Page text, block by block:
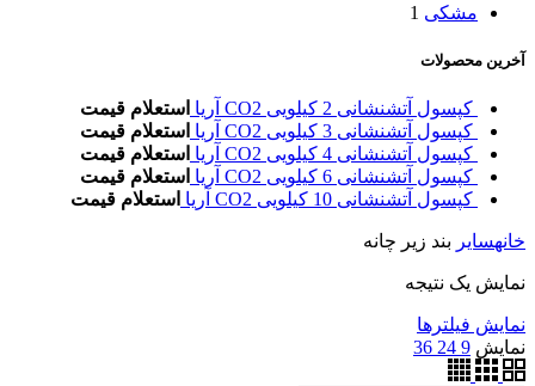
مشکی 1
آخرین محصولات
کپسول آتشنشانی 2 کیلویی CO2 آریا
استعلام قیمت
کپسول آتشنشانی 3 کیلویی CO2 آریا
استعلام قیمت
کپسول آتشنشانی 4 کیلویی CO2 آریا
استعلام قیمت
کپسول آتشنشانی 6 کیلویی CO2 آریا
استعلام قیمت
کپسول آتشنشانی 10 کیلویی CO2 آریا
استعلام قیمت
خانهسایر بند زیر چانه
نمایش یک نتیجه
نمایش فیلترها
نمایش 9
24
36